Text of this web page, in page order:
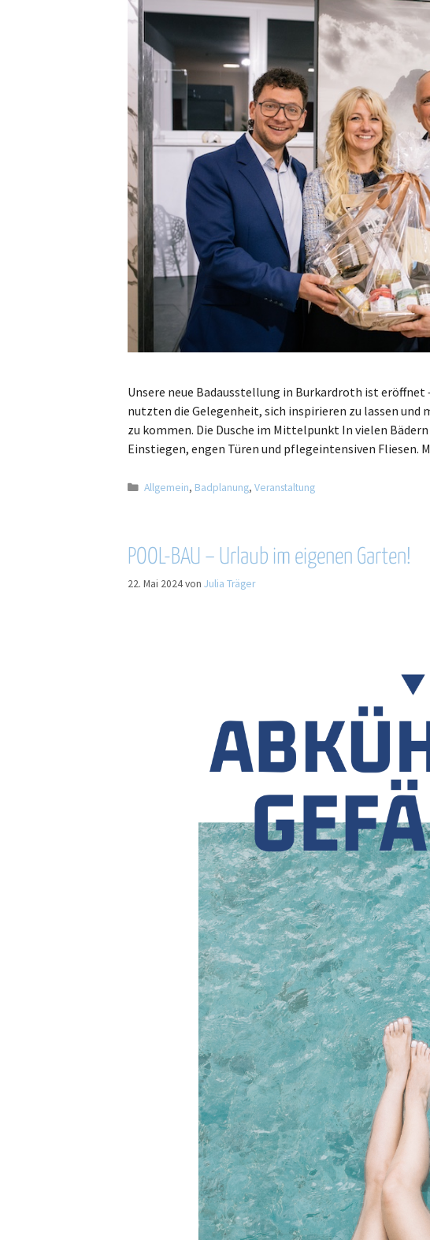
Unsere neue Badausstellung in Burkardroth ist eröffnet
nutzten die Gelegenheit, sich inspirieren zu lassen und
zu kommen. Die Dusche im Mittelpunkt In vielen
Einstiegen, engen Türen und pflegeintensiven Fliesen.
Allgemein, Badplanung,Veranstaltung
POOL-BAU – Urlaub im eigenen Garten!
22. Mai 2024von Julia Träger